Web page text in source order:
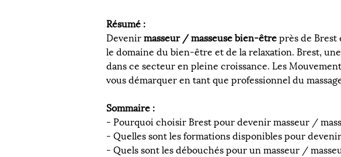
Résumé :
Devenir masseur / masseuse bien-être près de
le domaine du bien-être et de la relaxation. Brest,
dans ce secteur en pleine croissance. Les
vous démarquer en tant que professionnel du
Sommaire :
- Pourquoi choisir Brest pour devenir masseur /
- Quelles sont les formations disponibles pour
- Quels sont les débouchés pour un masseur /